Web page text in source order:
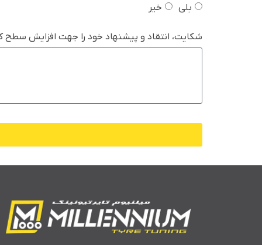
بلی
خیر
شکایت، انتقاد و پیشنهاد خود را جهت افزایش